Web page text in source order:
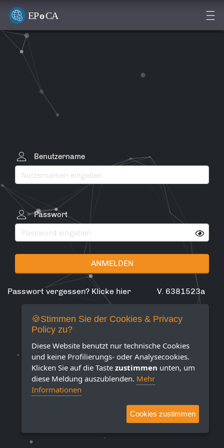
Benutzername
Passwort
ANMELDEN
Passwort vergessen? Klicke hier V. 6381523a
🍪Stimmen Sie der Cookies & Privacy
Policy zu?
Diese Website benutzt nur technische Cookies
und keine Profilierungs- oder Analysecookies.
Klicken Sie auf die Taste zustimmen unten, um
diese Meldung auszublenden. Mehr
Informationen
Cookies zustimmen